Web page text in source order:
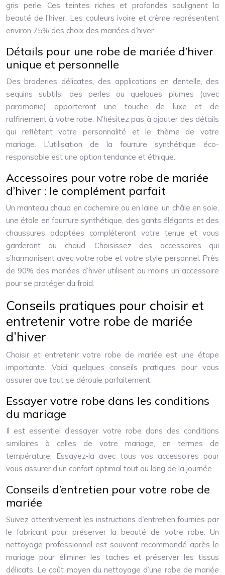
gris perle. Ces teintes riches et profondes soulignent la
beauté de l’hiver. Les couleurs ivoire et crème représentent
environ 75% des choix des mariées d’hiver.
Détails pour une robe de mariée d’hiver
unique et personnelle
Des broderies délicates, des applications en dentelle, des
sequins subtils, des perles ou quelques plumes (avec
parcimonie) apporteront une touche de luxe et de
raffinement à votre robe. N’hésitez pas à ajouter des détails
qui reflètent votre personnalité et le thème de votre
mariage. L’utilisation de la fourrure synthétique éco-
responsable est une option tendance et éthique.
Accessoires pour votre robe de mariée
d’hiver : le complément parfait
Un manteau chaud en cachemire ou en laine, un châle en soie,
une étole en fourrure synthétique, des gants élégants et des
chaussures adaptées compléteront votre tenue et vous
garderont au chaud. Choisissez des accessoires qui
s’harmonisent avec votre robe et votre style personnel. Près
de 90% des mariées d’hiver utilisent au moins un accessoire
pour se protéger du froid.
Conseils pratiques pour choisir et
entretenir votre robe de mariée
d’hiver
Choisir et entretenir votre robe de mariée est une étape
importante. Voici quelques conseils pratiques pour vous
assurer que tout se déroule parfaitement.
Essayer votre robe dans les conditions
du mariage
Il est essentiel d’essayer votre robe dans des conditions
similaires à celles de votre mariage, en termes de
température. Essayez-la avec tous vos accessoires pour
vous assurer d’un confort optimal tout au long de la journée.
Conseils d’entretien pour votre robe de
mariée
Suivez attentivement les instructions d’entretien fournies par
le fabricant pour préserver la beauté de votre robe. Un
nettoyage professionnel est souvent recommandé après le
mariage pour éliminer les taches et préserver les tissus
délicats. Le coût moyen du nettoyage d’une robe de mariée